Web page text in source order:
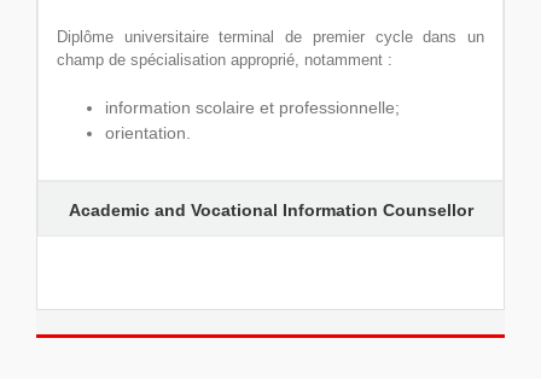
Diplôme universitaire terminal de premier cycle dans un
champ de spécialisation approprié, notamment :
information scolaire et professionnelle;
orientation.
Academic and Vocational Information Counsellor